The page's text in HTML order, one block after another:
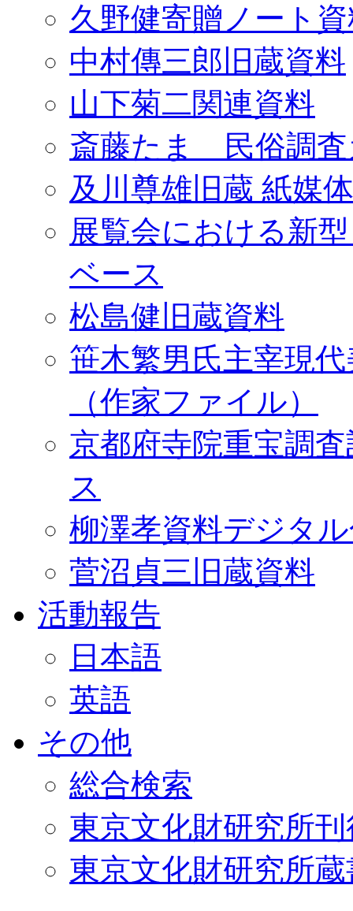
久野健寄贈ノート
中村傳三郎旧蔵資料
山下菊二関連資料
斎藤たま 民俗調査
及川尊雄旧蔵 紙媒
展覧会における新
ベース
松島健旧蔵資料
笹木繁男氏主宰現
（作家ファイル）
京都府寺院重宝調
ス
柳澤孝資料デジタ
菅沼貞三旧蔵資料
活動報告
日本語
英語
その他
総合検索
東京文化財研究所
東京文化財研究所